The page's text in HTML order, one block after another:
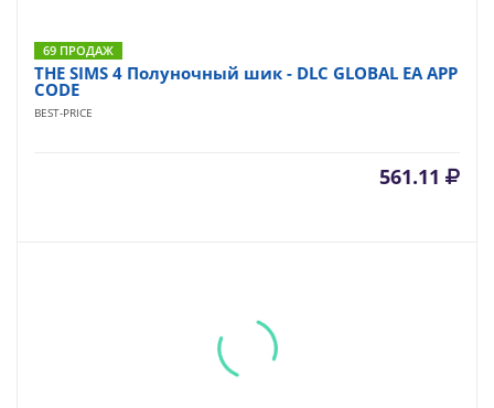
69 ПРОДАЖ
THE SIMS 4 Полуночный шик - DLC GLOBAL EA APP
CODE
BEST-PRICE
561.11